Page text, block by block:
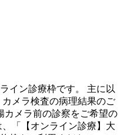
イン診療枠です。 主に以
メラ検査の病理結果のご
メラ前の診察をご希望の
「【オンライン診療】大